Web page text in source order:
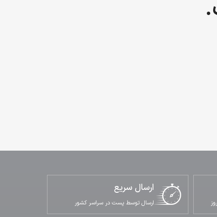
ارسال سریع
ارسال توسط پست در سراسر کشور